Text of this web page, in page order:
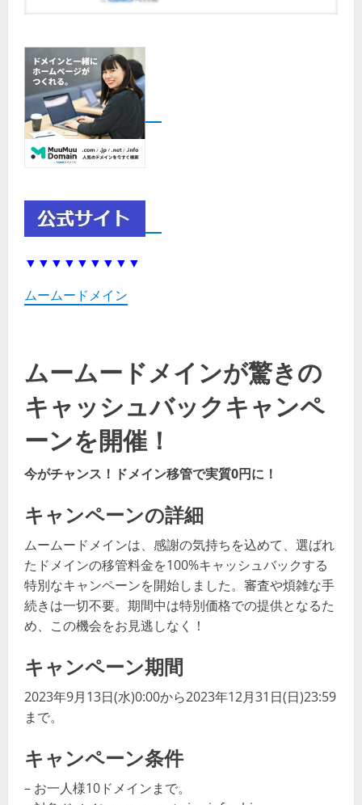
▼▼▼▼▼▼▼▼▼
ムームードメイン
ムームードメインが驚きの
キャッシュバックキャンペ
ーンを開催！
今がチャンス！ドメイン移管で実質0円に！
キャンペーンの詳細
ムームードメインは、感謝の気持ちを込めて、選ばれ
たドメインの移管料金を100%キャッシュバックする
特別なキャンペーンを開始しました。審査や煩雑な手
続きは一切不要。期間中は特別価格での提供となるた
め、この機会をお見逃しなく！
キャンペーン期間
2023年9月13日(水)0:00から2023年12月31日(日)23:59
まで。
キャンペーン条件
– お一人様10ドメインまで。